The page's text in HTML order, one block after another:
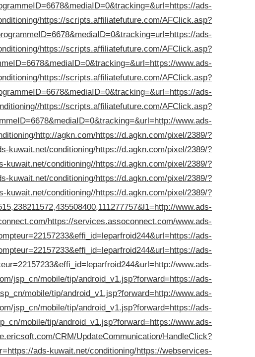
ads-
https://scripts.affiliatefuture.com/AFClick.asp?
ads-
https://scripts.affiliatefuture.com/AFClick.asp?
www.ads-
https://scripts.affiliatefuture.com/AFClick.asp?
ads-
https://scripts.affiliatefuture.com/AFClick.asp?
www.ads-
http://agkn.com/https://d.agkn.com/pixel/2389/?
kuwait.net/conditioning/https://d.agkn.com/pixel/2389/?
kuwait.net/conditioning//https://d.agkn.com/pixel/2389/?
kuwait.net/conditioning/https://d.agkn.com/pixel/2389/?
kuwait.net/conditioning//https://d.agkn.com/pixel/2389/?
www.ads-
https://services.assoconnect.com/www.ads-
ads-
ads-
www.ads-
jsp_cn/mobile/tip/android_v1.jsp?forward=https://ads-
mobile/tip/android_v1.jsp?forward=http://www.ads-
jsp_cn/mobile/tip/android_v1.jsp?forward=https://ads-
mobile/tip/android_v1.jsp?forward=https://www.ads-
CRM/UpdateCommunication/HandleClick?
ads-kuwait.net/conditioning/https://webservices-